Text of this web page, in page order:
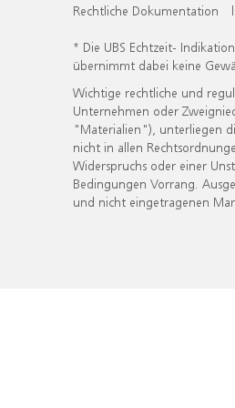
Rechtliche Dokumentation |
* Die UBS Echtzeit-
übernimmt dabei keine
Wichtige rechtliche und
Unternehmen oder
"Materialien"), unterliegen
nicht in allen
Widerspruchs oder einer
Bedingungen Vorrang.
und nicht eingetragenen